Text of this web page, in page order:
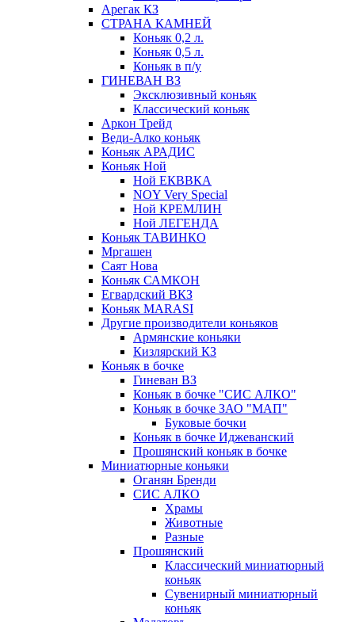
Арегак КЗ
СТРАНА КАМНЕЙ
Коньяк 0,2 л.
Коньяк 0,5 л.
Коньяк в п/у
ГИНЕВАН ВЗ
Эксклюзивный коньяк
Классический коньяк
Аркон Трейд
Веди-Алко коньяк
Коньяк АРАДИС
Коньяк Ной
Ной ЕКВВКА
NOY Very Special
Ной КРЕМЛИН
Ной ЛЕГЕНДА
Коньяк ТАВИНКО
Мргашен
Саят Нова
Коньяк САМКОН
Егвардский ВКЗ
Коньяк MARASI
Другие производители коньяков
Армянские коньяки
Кизлярский КЗ
Коньяк в бочке
Гиневан ВЗ
Коньяк в бочке "СИС АЛКО"
Коньяк в бочке ЗАО "МАП"
Буковые бочки
Коньяк в бочке Иджеванский
Прошянский коньяк в бочке
Миниатюрные коньяки
Оганян Бренди
СИС АЛКО
Храмы
Животные
Разные
Прошянский
Классический миниатюрный
коньяк
Сувенирный миниатюрный
коньяк